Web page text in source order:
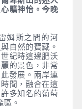
曠神怡。今晚
姆斯之間的河
自然的寶藏。
紀時這邊肥沃
的景色，非常
發展。兩岸連
間，融合在這
多知名的葡萄
。